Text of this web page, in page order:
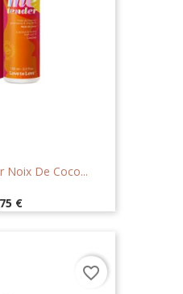
Noix De Coco...
€
favorite_border